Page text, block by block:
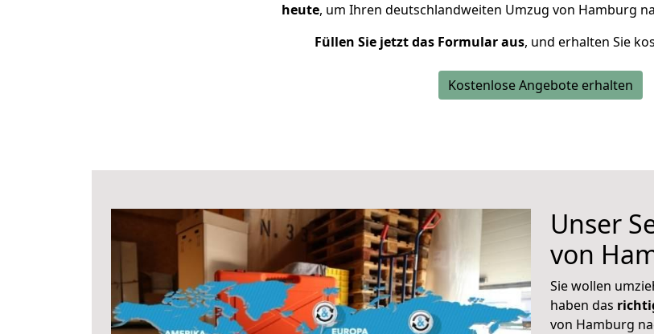
heute, um Ihren deutschlandweiten Umzug von Hamburg
Füllen Sie jetzt das Formular aus, und erhalten Sie
Kostenlose Angebote erhalten
Unser
von
Sie wollen
haben das
von Hamburg